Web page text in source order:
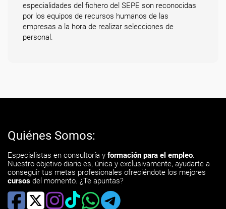
especialidades del fichero del SEPE son reconocidas
por los equipos de recursos humanos de las
empresas a la hora de realizar selecciones de
personal.
Quiénes Somos:
Especialistas en consultoría y formación para el empleo.
Nuestro objetivo diario es, única y exclusivamente, ayudarte a
conseguir tus metas profesionales ofreciéndote los mejores
cursos del momento. ¿Te apuntas?